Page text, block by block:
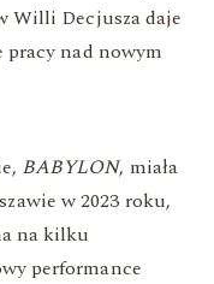
Willi Decjusza daje
pracy nad nowym
BABYLON, miała
w 2023 roku,
na kilku
performance